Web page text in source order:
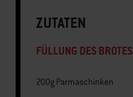
ZUTATEN
FÜLLUNG DES BROTES
200g Parmaschinken